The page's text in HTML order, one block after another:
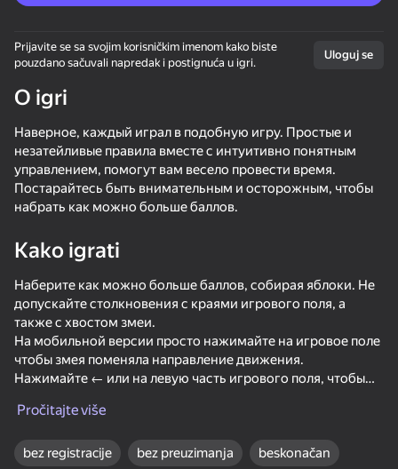
Loading
Prijavite se sa svojim korisničkim imenom kako biste
pouzdano sačuvali napredak i postignuća u igri.
Uloguj se
O igri
Наверное, каждый играл в подобную игру. Простые и
незатейливые правила вместе с интуитивно понятным
управлением, помогут вам весело провести время.
Постарайтесь быть внимательным и осторожным, чтобы
набрать как можно больше баллов.
Kako igrati
Наберите как можно больше баллов, собирая яблоки. Не
допускайте столкновения с краями игрового поля, а
также с хвостом змеи.
На мобильной версии просто нажимайте на игровое поле
чтобы змея поменяла направление движения.
Нажимайте ← или на левую часть игрового поля, чтобы
стрелки.
змея поменяла направление движения по часовой
Pročitajte više
bez registracije bez preuzimanja beskonačan